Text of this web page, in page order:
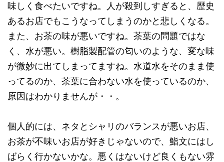
味しく食べたいですね。人が殺到しすぎると、歴史
あるお店でもこうなってしまうのかと悲しくなる。
また、お茶の味が悪いですね。茶葉の問題ではな
く、水が悪い。樹脂製配管の匂いのような、変な味
が微妙に出てしまってますね。水道水をそのまま使
ってるのか、茶葉に合わない水を使っているのか、
原因はわかりませんが・・。
個人的には、ネタとシャリのバランスが悪いお店、
お茶が不味いお店が好きじゃないので、鮨文にはし
ばらく行かないかな。悪くはないけど良くもない雰